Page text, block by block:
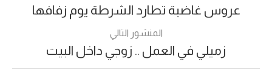
عروس غاضبة تطارد الشرطة يوم زفافها
المنشور التالي
زميلي في العمل .. زوجي داخل البيت